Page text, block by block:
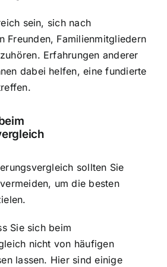
sein, sich nach
Freunden, Familienmitgliedern
Erfahrungen anderer
dabei helfen, eine fundierte
sollten Sie
um die besten
Sie sich beim
nicht von häufigen
lassen. Hier sind einige